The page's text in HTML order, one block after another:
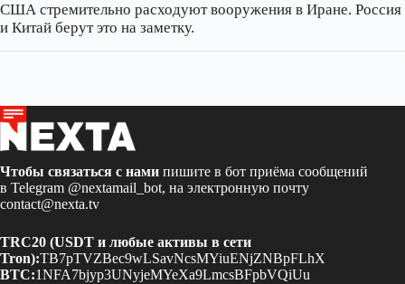
США стремительно расходуют вооружения в Иране. Россия
и Китай берут это на заметку.
Чтобы связаться с нами пишите в бот приёма сообщений
в Telegram @nextamail_bot, на электронную почту
contact@nexta.tv
TRC20 (USDT и любые активы в сети
Tron):TB7pTVZBec9wLSavNcsMYiuENjZNBpFLhX
BTC:1NFA7bjyp3UNyjeMYeXa9LmcsBFpbVQiUu